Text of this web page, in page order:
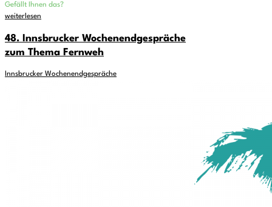
Gefällt Ihnen das?
weiterlesen
48. Innsbrucker Wochenendgespräche
zum Thema Fernweh
Innsbrucker Wochenendgespräche